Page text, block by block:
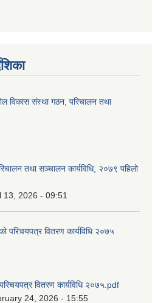
विकास संस्था गठन, परिचालन तथा
तथा सञ्चालन कार्यविधि, २०७९ पहिलो
13, 2026 - 09:51
परिचयपत्र वितरण कार्यविधि २०७५
वितरण कार्यविधि २०७५.pdf
24, 2026 - 15:55